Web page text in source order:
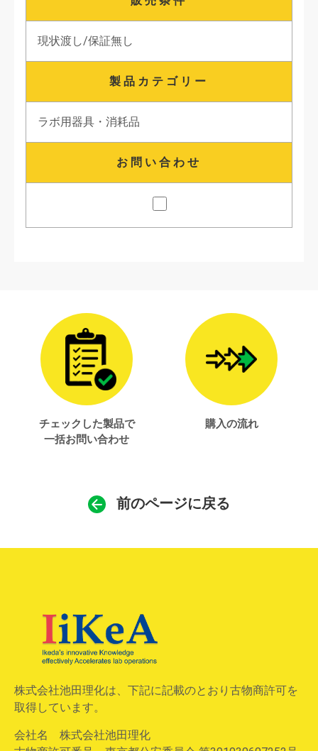
現状渡し/保証無し
製品カテゴリー
ラボ用器具・消耗品
お問い合わせ
チェックした製品で
一括お問い合わせ
購入の流れ
前のページに戻る
株式会社池田理化は、下記に記載のとおり古物商許可を
取得しています。
会社名 株式会社池田理化